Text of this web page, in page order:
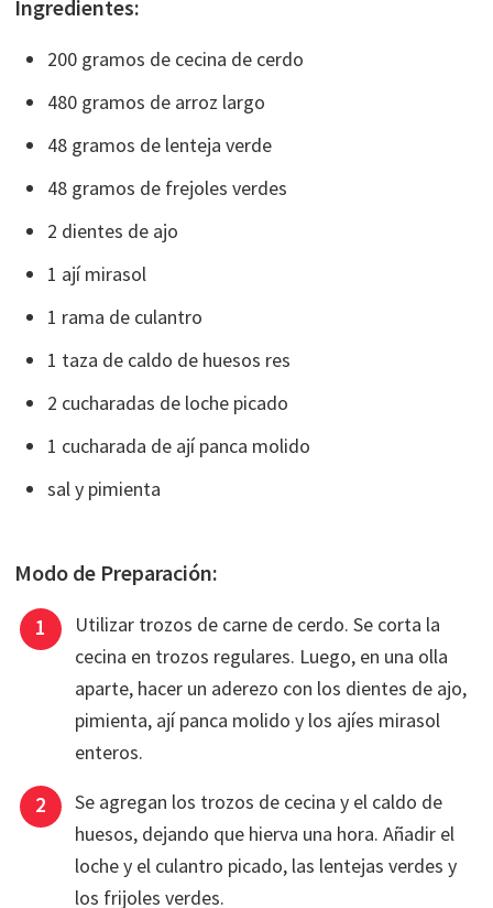
Ingredientes:
200 gramos de cecina de cerdo
480 gramos de arroz largo
48 gramos de lenteja verde
48 gramos de frejoles verdes
2 dientes de ajo
1 ají mirasol
1 rama de culantro
1 taza de caldo de huesos res
2 cucharadas de loche picado
1 cucharada de ají panca molido
sal y pimienta
Modo de Preparación:
Utilizar trozos de carne de cerdo. Se corta la
cecina en trozos regulares. Luego, en una olla
aparte, hacer un aderezo con los dientes de ajo,
pimienta, ají panca molido y los ajíes mirasol
enteros.
Se agregan los trozos de cecina y el caldo de
huesos, dejando que hierva una hora. Añadir el
loche y el culantro picado, las lentejas verdes y
los frijoles verdes.